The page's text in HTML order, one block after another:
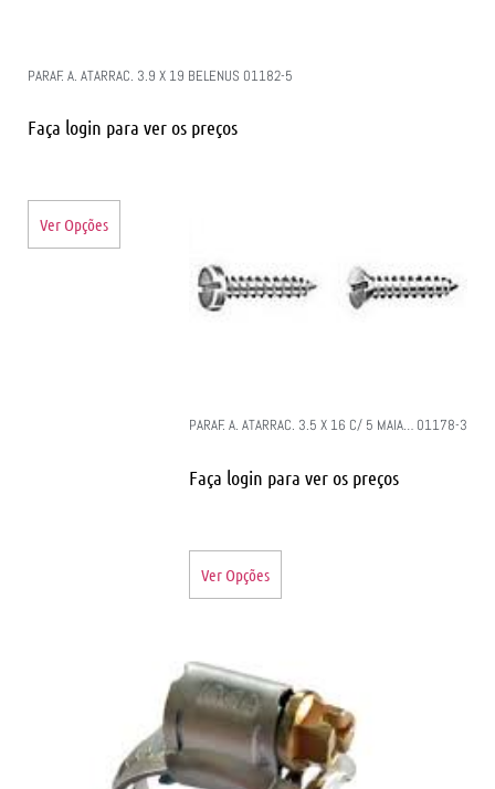
PARAF. A. ATARRAC. 3.9 X 19 BELENUS 01182-5
Faça login para ver os preços
Ver Opções
PARAF. A. ATARRAC. 3.5 X 16 C/ 5 MAIA… 01178-3
Faça login para ver os preços
Ver Opções